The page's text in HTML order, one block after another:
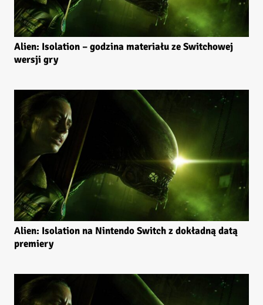
Alien: Isolation – godzina materiału ze Switchowej
wersji gry
Alien: Isolation na Nintendo Switch z dokładną datą
premiery